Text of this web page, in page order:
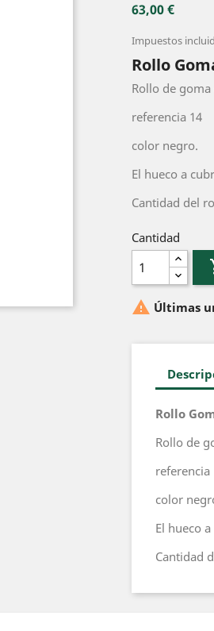
63,00 €
Impuestos
Rollo
Rollo de
referencia 14
color negro.
El hueco a
Cantidad del
Cantidad
 Últimas
Rollo
Rollo de
referencia
color
El hueco
Cantidad